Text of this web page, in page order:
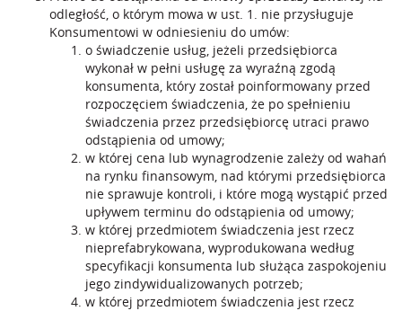
odległość, o którym mowa w ust. 1. nie przysługuje
Konsumentowi w odniesieniu do umów:
o świadczenie usług, jeżeli przedsiębiorca
wykonał w pełni usługę za wyraźną zgodą
konsumenta, który został poinformowany przed
rozpoczęciem świadczenia, że po spełnieniu
świadczenia przez przedsiębiorcę utraci prawo
odstąpienia od umowy;
w której cena lub wynagrodzenie zależy od wahań
na rynku finansowym, nad którymi przedsiębiorca
nie sprawuje kontroli, i które mogą wystąpić przed
upływem terminu do odstąpienia od umowy;
w której przedmiotem świadczenia jest rzecz
nieprefabrykowana, wyprodukowana według
specyfikacji konsumenta lub służąca zaspokojeniu
jego zindywidualizowanych potrzeb;
w której przedmiotem świadczenia jest rzecz